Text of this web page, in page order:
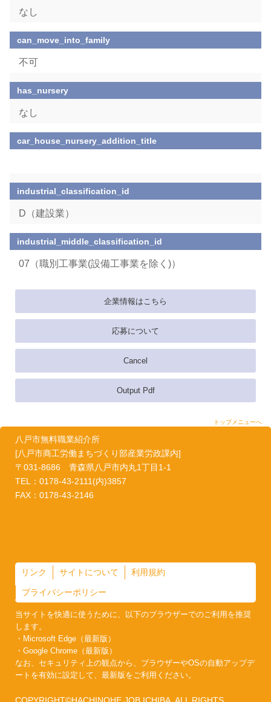
なし
can_move_into_family
不可
has_nursery
なし
car_house_nursery_addition_title
industrial_classification_id
D（建設業）
industrial_middle_classification_id
07（職別工事業(設備工事業を除く)）
企業情報はこちら
応募について
Cancel
Output Pdf
トップメニューへ
八戸市無料職業紹介所
[八戸市商工労働まちづくり部産業労政課内]
〒031-8686 青森県八戸市内丸1丁目1-1
TEL：0178-43-2111(内)3857
FAX：0178-43-2146
リンク サイトについて 利用規約
プライバシーポリシー
当サイトを快適に使うために、以下のブラウザーでのご利用を推奨
します。
・Microsoft Edge（最新版）
・Google Chrome（最新版）
なお、セキュリティ上の観点から、ブラウザーやOSの自動アップデ
ートを有効に設定して、最新版をご利用ください。